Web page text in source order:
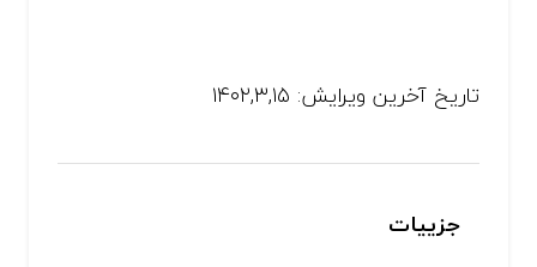
تاریخ آخرین ویرایش: ۱۴۰۲,۳,۱۵
جزییات